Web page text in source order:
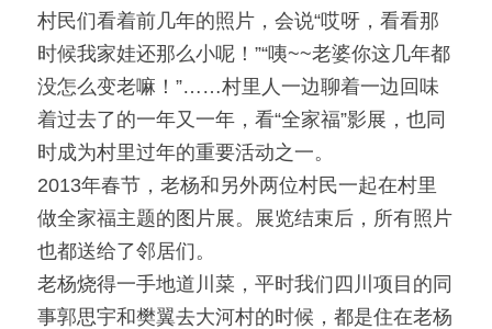
村民们看着前几年的照片，会说“哎呀，看看那
时候我家娃还那么小呢！”“咦~~老婆你这几年都
没怎么变老嘛！”……村里人一边聊着一边回味
着过去了的一年又一年，看“全家福”影展，也同
时成为村里过年的重要活动之一。
2013年春节，老杨和另外两位村民一起在村里
做全家福主题的图片展。展览结束后，所有照片
也都送给了邻居们。
老杨烧得一手地道川菜，平时我们四川项目的同
事郭思宇和樊翼去大河村的时候，都是住在老杨